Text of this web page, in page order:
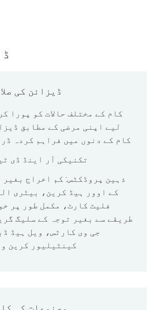
ڈیزائن کی
کام کے مختلف حالات کو پورا
کام کے دنوں میں فراہم کردہ
300 تکنیکی آر اینڈ ڈی
ذہین پروڈکٹس: کم اخراج بغیر
کے اوور ہیڈ کرین، بیٹری
فلیٹ کارٹ، مکمل طور پر
طریقے سے بغیر توجہ کے سلیگ
جی وی کارٹس، ویل ہیڈ
کینٹیلیور کرین